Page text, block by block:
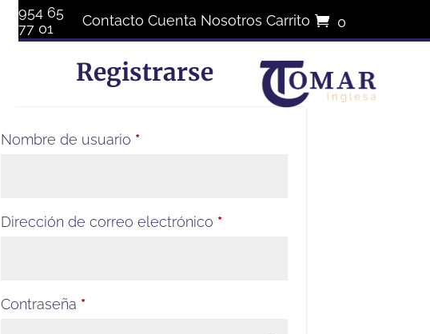
954 65
77 01
Contacto Cuenta Nosotros Carrito
0
elementos
Registrarse
Nombre de usuario *Obligatorio
Dirección de correo electrónico *Obligatorio
Contraseña *Obligatorio